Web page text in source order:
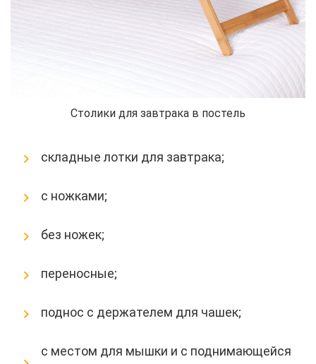
Столики для завтрака в постель
складные лотки для завтрака;
с ножками;
без ножек;
переносные;
поднос с держателем для чашек;
с местом для мышки и с поднимающейся